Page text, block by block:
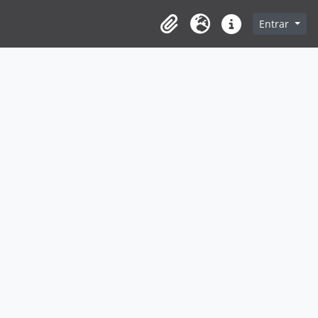
Clipboard
Idioma Ligações rápidas
Entrar